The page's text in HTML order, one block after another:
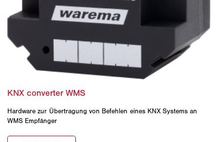
Hardware zur Übertragung von Befehlen eines KNX Systems an
WMS Empfänger